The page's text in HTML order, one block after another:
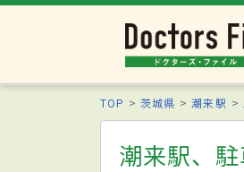
TOP 茨城県 潮来駅
潮来駅、